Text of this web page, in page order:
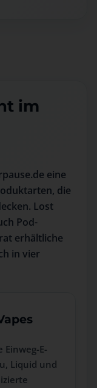
im
eine
die
Lost
Pod-
erhältliche
in vier
E-
Liquid und